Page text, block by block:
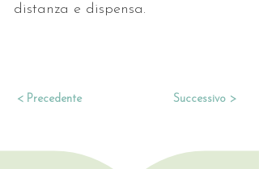
distanza e dispensa.
< Precedente Successivo >